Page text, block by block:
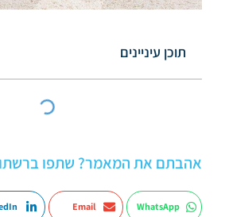
תוכן עיניינים
אהבתם את המאמר? שתפו
WhatsApp
Email